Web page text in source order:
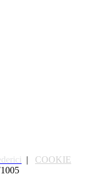
| COOKIE